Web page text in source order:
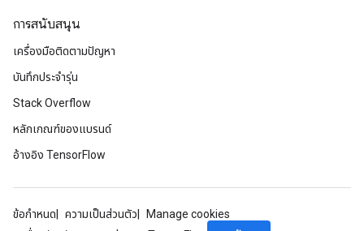
การสนับสนุน
เครื่องมือติดตามปัญหา
บันทึกประจำรุ่น
Stack Overflow
หลักเกณฑ์ของแบรนด์
อ้างอิง TensorFlow
ข้อกำหนด ความเป็นส่วนตัว
Manage cookies